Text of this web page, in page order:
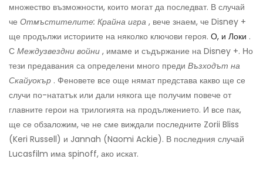
множество възможности, които могат да последват. В случай
че Отмъстителите: Крайна игра , вече знаем, че Disney +
ще продължи историите на няколко ключови героя. О, и Локи .
С Междузвездни войни , имаме и съдържание на Disney +. Но
тези предавания са определени много преди Възходът на
Скайуокър . Феновете все още нямат представа какво ще се
случи по-нататък или дали някога ще получим повече от
главните герои на трилогията на продължението. И все пак,
ще се обзаложим, че не сме виждали последните Zorii Bliss
(Keri Russell) и Jannah (Naomi Ackie). В последния случай
Lucasfilm има spinoff, ако искат.